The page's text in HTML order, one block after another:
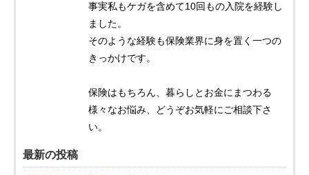
事実私もケガを含めて10回もの入院を経験し
ました。
そのような経験も保険業界に身を置く一つの
きっかけです。
保険はもちろん、暮らしとお金にまつわる
様々なお悩み、どうぞお気軽にご相談下さ
い。
最新の投稿